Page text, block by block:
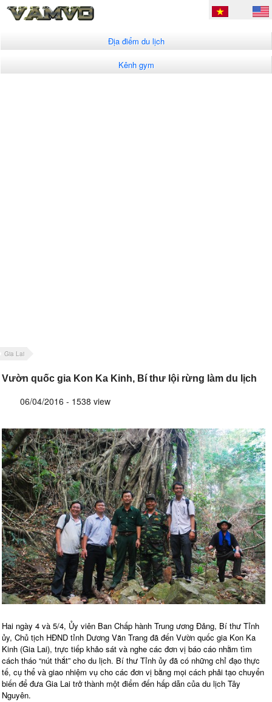
Địa điểm du lịch
Kênh gym
Gia Lai
Vườn quốc gia Kon Ka Kinh, Bí thư lội rừng làm du lịch
06/04/2016 - 1538 view
Hai ngày 4 và 5/4, Ủy viên Ban Chấp hành Trung ương Đảng, Bí thư Tỉnh
ủy, Chủ tịch HĐND tỉnh Dương Văn Trang đã đến Vườn quốc gia Kon Ka
Kinh (Gia Lai), trực tiếp khảo sát và nghe các đơn vị báo cáo nhằm tìm
cách tháo “nút thắt” cho du lịch. Bí thư Tỉnh ủy đã có những chỉ đạo thực
tế, cụ thể và giao nhiệm vụ cho các đơn vị bằng mọi cách phải tạo chuyển
biến để đưa Gia Lai trở thành một điểm đến hấp dẫn của du lịch Tây
Nguyên.